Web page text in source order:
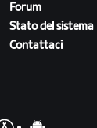
Forum
Stato del sistema
Contattaci